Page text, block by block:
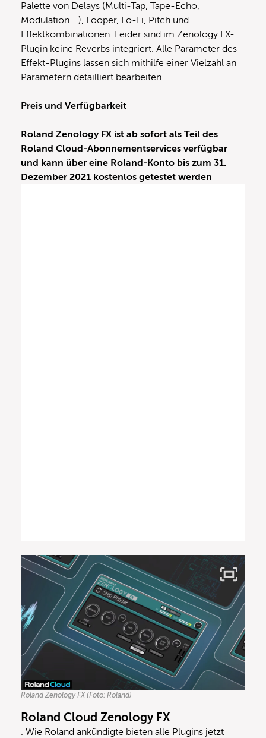
Palette von Delays (Multi-Tap, Tape-Echo,
Modulation …), Looper, Lo-Fi, Pitch und
Effektkombinationen. Leider sind im Zenology FX-
Plugin keine Reverbs integriert. Alle Parameter des
Effekt-Plugins lassen sich mithilfe einer Vielzahl an
Parametern detailliert bearbeiten.
Preis und Verfügbarkeit
Roland Zenology FX ist ab sofort als Teil des
Roland Cloud-Abonnementservices verfügbar
und kann über eine Roland-Konto bis zum 31.
Dezember 2021 kostenlos getestet werden
Roland Zenology FX (Foto: Roland)
Roland Cloud Zenology FX
. Wie Roland ankündigte bieten alle Plugins jetzt